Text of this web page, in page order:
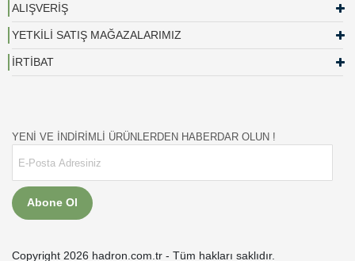
ALIŞVERİŞ
YETKİLİ SATIŞ MAĞAZALARIMIZ
İRTİBAT
YENİ VE İNDİRİMLİ ÜRÜNLERDEN HABERDAR OLUN !
Abone Ol
Copyright 2026 hadron.com.tr - Tüm hakları saklıdır.